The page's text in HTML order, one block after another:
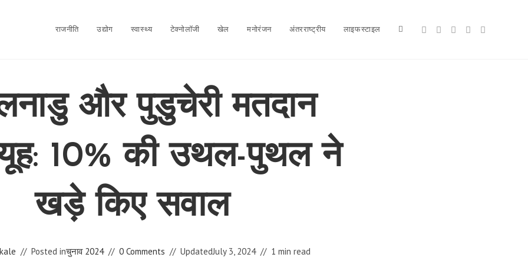
राजनीति उद्योग स्वास्थ्य टेक्नोलॉजी खेल मनोरंजन अंतरराष्ट्रीय लाइफस्टाइल Toggle
और पुडुचेरी मतदान
10% की उथल-पुथल ने
खड़े किए सवाल
Posted inचुनाव 2024 0 Comments UpdatedJuly 3, 2024 1 min read